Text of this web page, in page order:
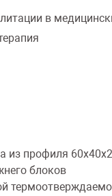
в
из профиля
блоков